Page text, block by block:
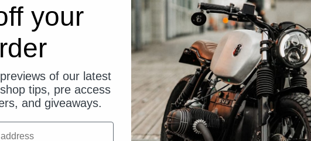
your
of our latest
tips, pre access
and giveaways.